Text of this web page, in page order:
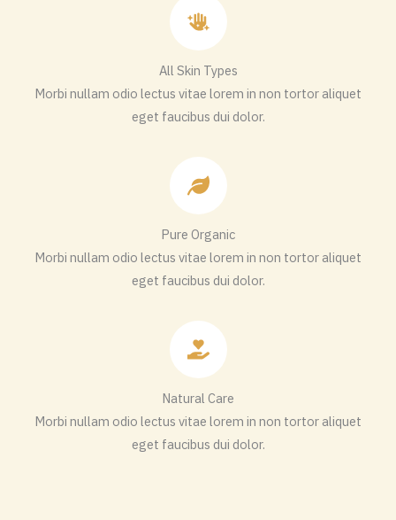
All Skin Types
Morbi nullam odio lectus vitae lorem in non tortor aliquet
eget faucibus dui dolor.
Pure Organic
Morbi nullam odio lectus vitae lorem in non tortor aliquet
eget faucibus dui dolor.
Natural Care
Morbi nullam odio lectus vitae lorem in non tortor aliquet
eget faucibus dui dolor.